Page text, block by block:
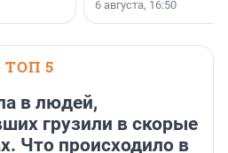
застройщик
6 августа, 16:50
ТОП 5
в людей,
грузили в скорые
Что происходило в